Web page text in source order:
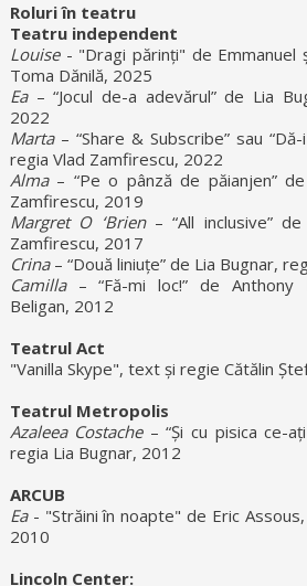
Roluri în teatru
Teatru independent
Louise- "Dragi părinți" de Emmanuel
Toma Dănilă, 2025
Ea– “Jocul de-a adevărul” de Lia
2022
Marta– “Share & Subscribe” sau
regia Vlad Zamfirescu, 2022
Alma– “Pe o pânză de păianjen”
Zamfirescu, 2019
Margret O ‘Brien– “All inclusive”
Zamfirescu, 2017
Crina – “Două liniuțe” de Lia Bugnar,
Camilla– “Fă-mi loc!” de Anthony
Beligan, 2012
Teatrul Act
"Vanilla Skype", text și regie Cătălin
Teatrul Metropolis
Azaleea Costache– “Și cu pisica ce-
regia Lia Bugnar, 2012
ARCUB
Ea - "Străini în noapte" de Eric
2010
Lincoln Center: